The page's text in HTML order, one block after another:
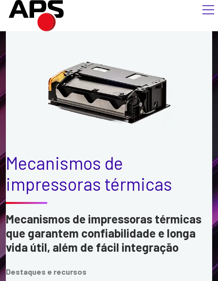
Mecanismos de
impressoras térmicas
Mecanismos de impressoras térmicas
que garantem confiabilidade e longa
vida útil, além de fácil integração
Destaques e recursos